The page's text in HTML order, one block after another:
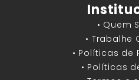
• Quem
• Trabalhe
• Políticas de
• Políticas